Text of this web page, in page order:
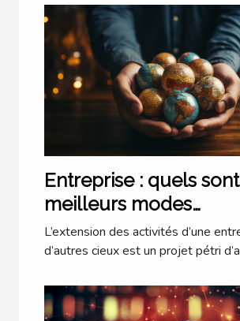
Entreprise : quels
meilleurs modes
d’implantation à
L’extension des activités d’une
d’autres cieux est un projet pétri